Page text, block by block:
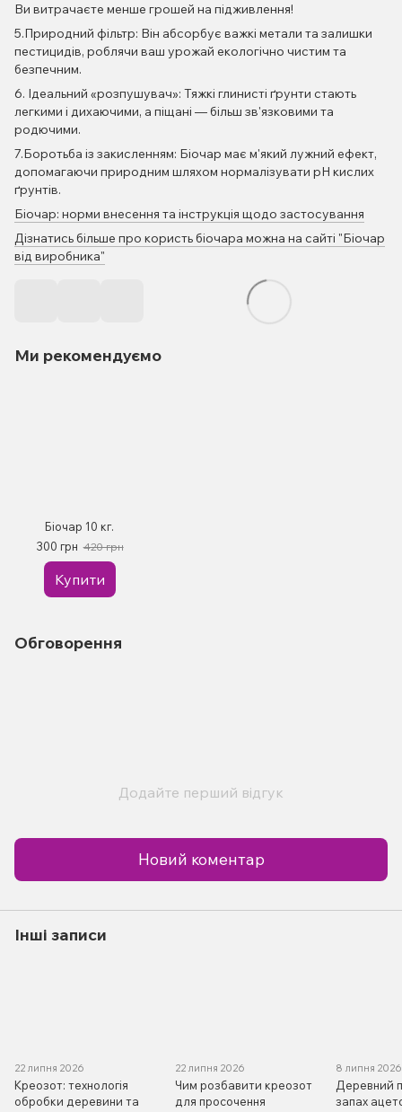
Ви витрачаєте менше грошей на підживлення!
5.Природний фільтр: Він абсорбує важкі метали та залишки
пестицидів, роблячи ваш урожай екологічно чистим та
безпечним.
6. Ідеальний «розпушувач»: Тяжкі глинисті ґрунти стають
легкими і дихаючими, а піщані — більш зв'язковими та
родючими.
7.Боротьба із закисленням: Біочар має м'який лужний ефект,
допомагаючи природним шляхом нормалізувати pH кислих
ґрунтів.
Біочар: норми внесення та інструкція щодо застосування
Дізнатись більше про користь біочара можна на сайті "Біочар
від виробника"
Ми рекомендуємо
Біочар 10 кг.
300 грн 420 грн
Купити
Обговорення
Додайте перший відгук
Новий коментар
Інші записи
22 липня 2026
Креозот: технологія
обробки деревини та
22 липня 2026
Чим розбавити креозот
для просочення
8 липня 2026
Деревний
запах